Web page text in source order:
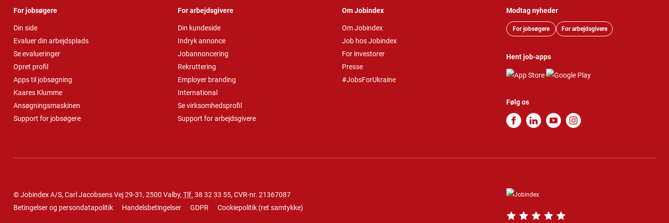
For jobsøgere
Din side
Evaluer din arbejdsplads
Se evalueringer
Opret profil
Apps til jobsøgning
Kaares Klumme
Ansøgningsmaskinen
Support for jobsøgere
For arbejdsgivere
Din kundeside
Indryk annonce
Jobannoncering
Rekruttering
Employer branding
International
Se virksomhedsprofil
Support for arbejdsgivere
Om Jobindex
Om Jobindex
Job hos Jobindex
For investorer
Presse
#JobsForUkraine
Modtag nyheder
For jobsøgere For arbejdsgivere
Hent job-apps
Følg os
© Jobindex A/S, Carl Jacobsens Vej 29-31, 2500 Valby, Tlf. 38 32 33 55, CVR-nr. 21367087
Betingelser og persondatapolitik
Handelsbetingelser GDPR Cookiepolitik (ret samtykke)